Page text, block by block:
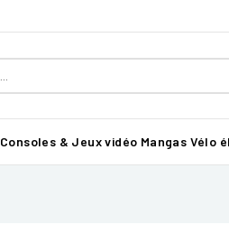
Consoles & Jeux vidéo Mangas Vélo